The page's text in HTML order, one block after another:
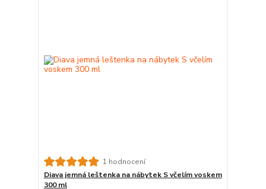
1 hodnocení
Diava jemná leštenka na nábytek S včelím voskem
300 ml